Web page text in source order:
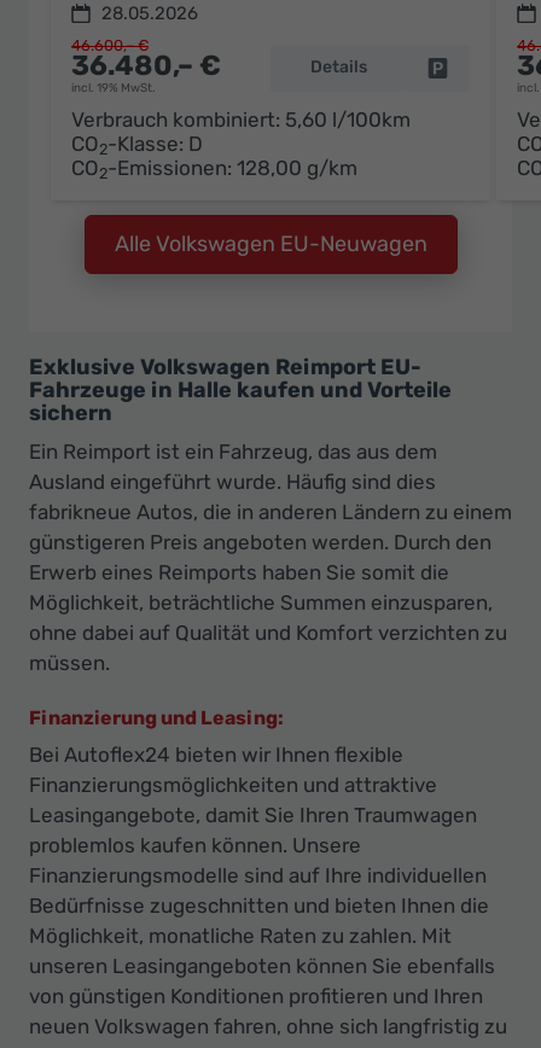
28.05.2026
36.480,– €
incl. 19% MwSt.
46.600,– €
Details Fahrzeug
Verbrauch kombiniert: 5,60 l/100km
CO2-Klasse: D
CO2-Emissionen: 128,00 g/km
Alle Volkswagen EU-Neuwagen
Exklusive Volkswagen Reimport EU-
Fahrzeuge in Halle kaufen und Vorteile
sichern
Ein Reimport ist ein Fahrzeug, das aus dem
Ausland eingeführt wurde. Häufig sind dies
fabrikneue Autos, die in anderen Ländern zu einem
günstigeren Preis angeboten werden. Durch den
Erwerb eines Reimports haben Sie somit die
Möglichkeit, beträchtliche Summen einzusparen,
ohne dabei auf Qualität und Komfort verzichten zu
müssen.
Finanzierung und Leasing:
Bei Autoflex24 bieten wir Ihnen flexible
Finanzierungsmöglichkeiten und attraktive
Leasingangebote, damit Sie Ihren Traumwagen
problemlos kaufen können. Unsere
Finanzierungsmodelle sind auf Ihre individuellen
Bedürfnisse zugeschnitten und bieten Ihnen die
Möglichkeit, monatliche Raten zu zahlen. Mit
unseren Leasingangeboten können Sie ebenfalls
von günstigen Konditionen profitieren und Ihren
neuen Volkswagen fahren, ohne sich langfristig zu